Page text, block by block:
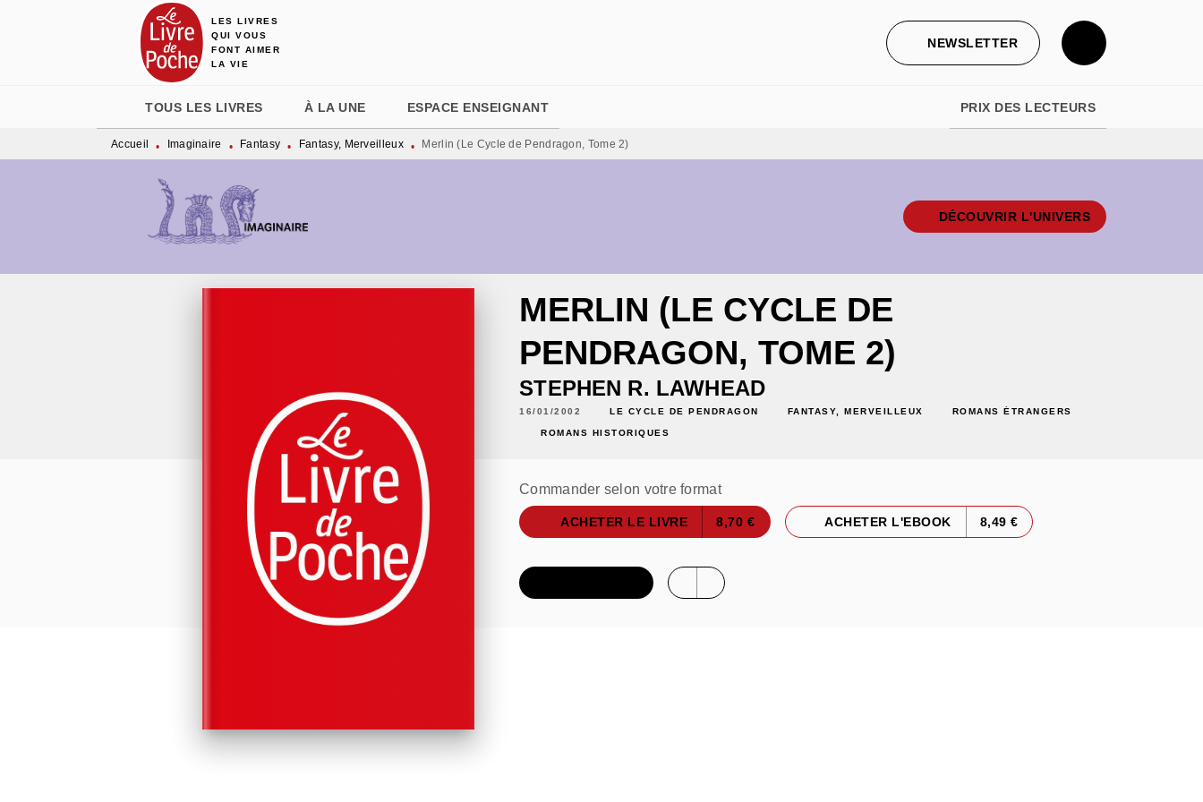
MENU RECHERCHE
LES LIVRES
QUI VOUS
FONT AIMER
LA VIE
NEWSLETTER
TOUS LES LIVRES À LA UNE ESPACE ENSEIGNANT PRIX DES LECTEURS
Accueil • Imaginaire • Fantasy • Fantasy, Merveilleux • Merlin (Le Cycle de Pendragon, Tome 2)
DÉCOUVRIR L'UNIVERS
MERLIN (LE CYCLE DE
PENDRAGON, TOME 2)
STEPHEN R. LAWHEAD
16/01/2002 LE CYCLE DE PENDRAGON FANTASY, MERVEILLEUX ROMANS ÉTRANGERS
ROMANS HISTORIQUES
Commander selon votre format
ACHETER LE LIVRE 8,70 € ACHETER L'EBOOK 8,49 €